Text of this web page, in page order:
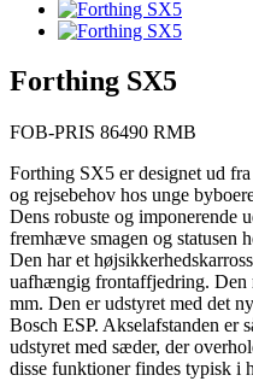
Forthing SX5
FOB-PRIS 86490 RMB
Forthing SX5 er designet ud
og rejsebehov hos unge
Dens robuste og imponerende
fremhæve smagen og statusen
Den har et
uafhængig frontaffjedring. Den
mm. Den er udstyret med det
Bosch ESP. Akselafstanden er
udstyret med sæder, der
disse funktioner findes typisk i